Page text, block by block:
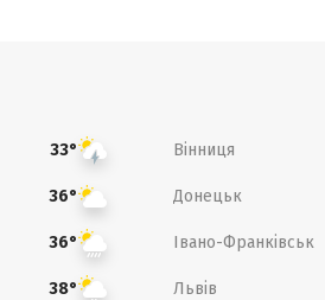
33° Вінниця
36° Донецьк
36° Івано-Франківськ
38° Львів